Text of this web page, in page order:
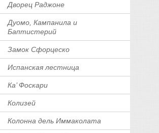
Дворец Раджоне
Дуомо, Кампанила и
Баптистерий
Замок Сфорцеско
Испанская лестница
Ка’ Фоскари
Колизей
Колонна дель Иммаколата